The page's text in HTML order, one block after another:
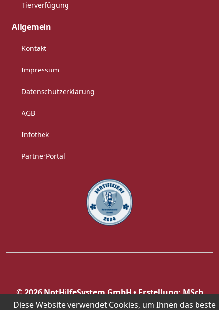
Diese Website verwendet Cookies, um Ihnen das beste
Tierverfügung
Allgemein
Kontakt
Impressum
Datenschutzerklärung
AGB
Infothek
PartnerPortal
© 2026 NotHilfeSystem GmbH • Erstellung: MScb
GmbH & Co.KG
www.mscb.it